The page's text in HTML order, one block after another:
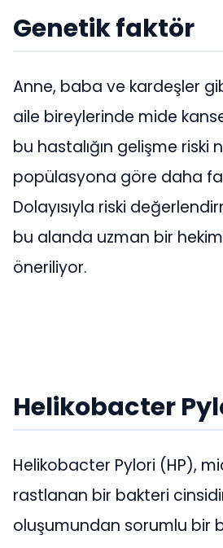
Genetik faktör
Anne, baba ve kardeşler
aile bireylerinde mide
bu hastalığın gelişme riski
popülasyona göre daha
Dolayısıyla riski
bu alanda uzman bir
öneriliyor.
Helikobacter
Helikobacter Pylori (HP),
rastlanan bir bakteri
oluşumundan sorumlu bir